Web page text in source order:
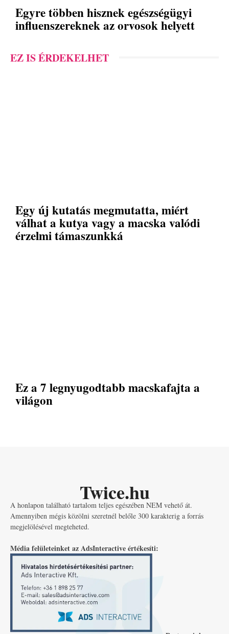
Egyre többen hisznek egészségügyi
influenszereknek az orvosok helyett
EZ IS ÉRDEKELHET
Egy új kutatás megmutatta, miért
válhat a kutya vagy a macska valódi
érzelmi támaszunkká
Ez a 7 legnyugodtabb macskafajta a
világon
Twice.hu
A honlapon található tartalom teljes egészében NEM vehető át.
Amennyiben mégis közölni szeretnél belőle 300 karakterig a forrás
megjelölésével megteheted.
Média felületeinket az AdsInteractive értékesíti: